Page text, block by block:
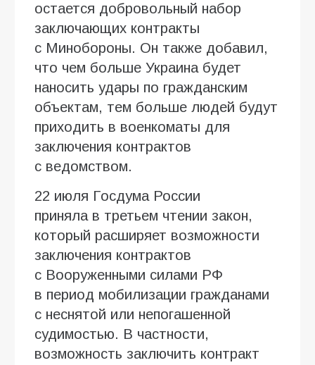
остается добровольный набор
заключающих контракты
с Минобороны. Он также добавил,
что чем больше Украина будет
наносить удары по гражданским
объектам, тем больше людей будут
приходить в военкоматы для
заключения контрактов
с ведомством.
22 июля Госдума России
приняла в третьем чтении закон,
который расширяет возможности
заключения контрактов
с Вооруженными силами РФ
в период мобилизации гражданами
с неснятой или непогашенной
судимостью. В частности,
возможность заключить контракт